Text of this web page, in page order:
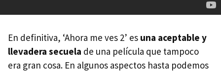
En definitiva, ‘Ahora me ves 2’ es una aceptable y
llevadera secuela de una película que tampoco
era gran cosa. En algunos aspectos hasta podemos